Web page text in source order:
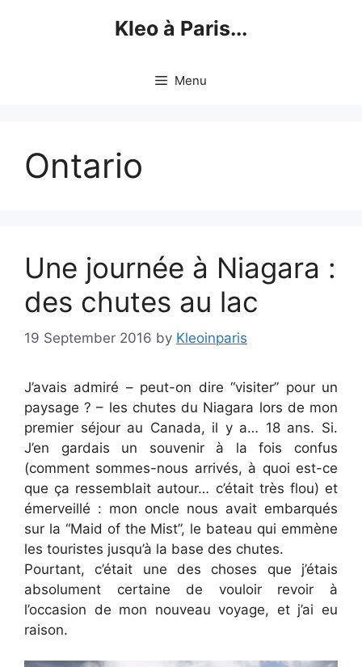
Kleo à Paris...
Menu
Ontario
Une journée à Niagara :
des chutes au lac
19 September 2016 by Kleoinparis
J’avais admiré – peut-on dire “visiter” pour un
paysage ? – les chutes du Niagara lors de mon
premier séjour au Canada, il y a… 18 ans. Si.
J’en gardais un souvenir à la fois confus
(comment sommes-nous arrivés, à quoi est-ce
que ça ressemblait autour… c’était très flou) et
émerveillé : mon oncle nous avait embarqués
sur la “Maid of the Mist”, le bateau qui emmène
les touristes jusqu’à la base des chutes.
Pourtant, c’était une des choses que j’étais
absolument certaine de vouloir revoir à
l’occasion de mon nouveau voyage, et j’ai eu
raison.